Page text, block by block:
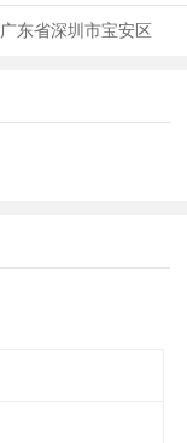
广东省深圳市宝安区